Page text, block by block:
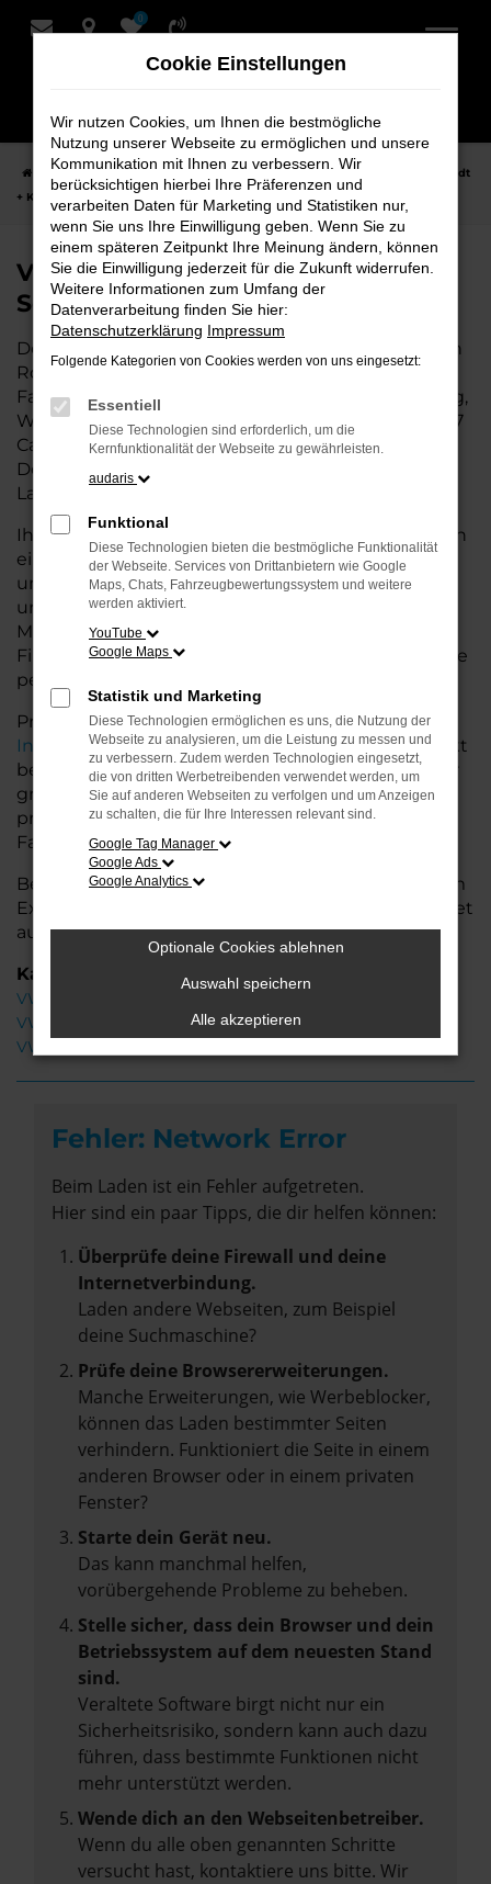
Zum
0
Startseite Rotenburg VW
VW T7 California Fahrzeuge bei Schmidt
+ Koch für Rotenburg
VW T7 California Fahrzeuge bei
Schmidt + Koch für Rotenburg
Der VW T7 California ist die perfekte Wahl für alle in
Rotenburg, die ein zuverlässiges und modernes
Fahrzeug suchen. Ob für den täglichen Arbeitsweg,
Wochenendausflüge oder lange Reisen, der VW T7
California bietet Komfort, Effizienz und modernes
Design, das sowohl in der Stadt als auch auf dem
Land glänzt.
Ihr VW Autohaus in Rotenburg bietet Ihnen neben
einer breiten Auswahl an VW Fahrzeugen auch
umfassende Beratung und Service. Wir
unterstützen Sie bei der Auswahl des passenden
Modells und bieten maßgeschneiderte
Finanzierungslösungen sowie Leasingoptionen, die
perfekt zu Ihrem Budget und Bedarf passen.
Profitieren Sie von zusätzlichen Services wie
Inzahlungnahme,Wartung und Reparaturendirekt
bei Ihrem VW Autohaus in Rotenburg. Mit unserer
großen Auswahl an Fahrzeugen und der
professionellen Beratung finden Sie bei uns das
Fahrzeug, das Ihre Ansprüche erfüllt.
Besuchen Sie uns und lassen Sie sich von unserem
Expertenteam beraten – der VW T7 California wartet
auf Sie!
Kategorie
VW T7 California Rotenburg
VW T7 California Gebrauchtwagen Rotenburg
VW T7 California Neuwagen Rotenburg
Fehler: Network Error
Beim Laden ist ein Fehler aufgetreten.
Hier sind ein paar Tipps, die dir helfen können:
Überprüfe deine Firewall und deine
Internetverbindung.
Laden andere Webseiten, zum Beispiel
deine Suchmaschine?
Prüfe deine Browsererweiterungen.
Manche Erweiterungen, wie Werbeblocker,
können das Laden bestimmter Seiten
verhindern. Funktioniert die Seite in einem
anderen Browser oder in einem privaten
Fenster?
Starte dein Gerät neu.
Das kann manchmal helfen,
vorübergehende Probleme zu beheben.
Stelle sicher, dass dein Browser und dein
Betriebssystem auf dem neuesten Stand
sind.
Veraltete Software birgt nicht nur ein
Sicherheitsrisiko, sondern kann auch dazu
führen, dass bestimmte Funktionen nicht
mehr unterstützt werden.
Wende dich an den Webseitenbetreiber.
Wenn du alle oben genannten Schritte
versucht hast, kontaktiere uns bitte. Wir
Cookie Einstellungen
Wir nutzen Cookies, um Ihnen die bestmögliche
Nutzung unserer Webseite zu ermöglichen und unsere
Kommunikation mit Ihnen zu verbessern. Wir
berücksichtigen hierbei Ihre Präferenzen und
verarbeiten Daten für Marketing und Statistiken nur,
wenn Sie uns Ihre Einwilligung geben. Wenn Sie zu
einem späteren Zeitpunkt Ihre Meinung ändern, können
Sie die Einwilligung jederzeit für die Zukunft widerrufen.
Weitere Informationen zum Umfang der
Datenverarbeitung finden Sie hier:
Datenschutzerklärung Impressum
Folgende Kategorien von Cookies werden von uns eingesetzt:
Essentiell
Diese Technologien sind erforderlich, um die
Kernfunktionalität der Webseite zu gewährleisten.
audaris
Funktional
Diese Technologien bieten die bestmögliche Funktionalität
der Webseite. Services von Drittanbietern wie Google
Maps, Chats, Fahrzeugbewertungssystem und weitere
werden aktiviert.
YouTube
Google Maps
Statistik und Marketing
Diese Technologien ermöglichen es uns, die Nutzung der
Webseite zu analysieren, um die Leistung zu messen und
zu verbessern. Zudem werden Technologien eingesetzt,
die von dritten Werbetreibenden verwendet werden, um
Sie auf anderen Webseiten zu verfolgen und um Anzeigen
zu schalten, die für Ihre Interessen relevant sind.
Google Tag Manager
Google Ads
Google Analytics
Optionale Cookies ablehnen
Auswahl speichern
Alle akzeptieren